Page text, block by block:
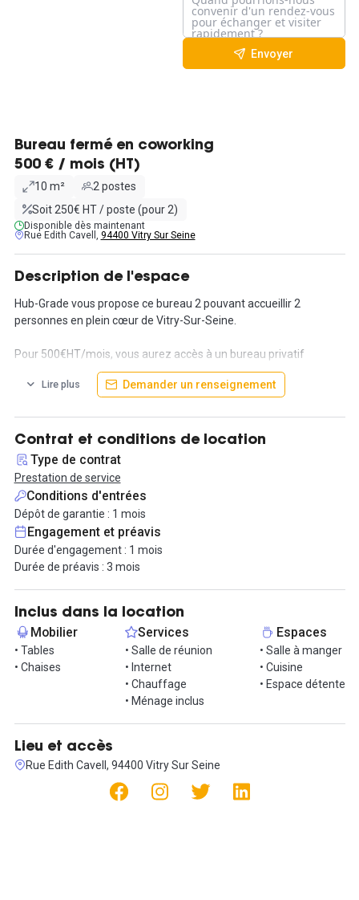
Envoyer
Bureau fermé en coworking
500 € / mois (HT)
10 m²
2 postes
Soit 250€ HT / poste (pour 2)
Disponible dès maintenant
Rue Edith Cavell,
94400 Vitry Sur Seine
Description de l'espace
Hub-Grade vous propose ce bureau 2 pouvant accueillir 2
personnes en plein cœur de Vitry-Sur-Seine.
Pour 500€HT/mois, vous aurez accès à un bureau privatif
moderne de 10m². L'espace dispose aussi de plusieurs espaces
communs comme un réfectoire, une cuisine, un salon et une salle
Un studio vidéo est aussi disponible, si vous avez un métier dans
l'audiovisuel cela est un vrai plus !
L'espace est un ancien site industriel réhabilité à neuf et donne
donc une atmosphère moderne et agréable pour venir travailler.
Vous serez idéalement situé dans ce quartier émergent : proche
du RER C ou D, et de plusieurs lignes de bus comme la ligne 217,
ou 25.
Cet espace situé dans un quartier dynamique est à proximité de
nombreux commerces et restaurants ( Le P'tit Bistrot, L'imprévu,
L'Avenir ...).
Vous souhaitez visiter ? Contactez-nous !
Lire plus Demander un renseignement
Contrat et conditions de location
Type de contrat
Prestation de service
Conditions d'entrées
Dépôt de garantie : 1 mois
Engagement et préavis
Durée d'engagement : 1 mois
Durée de préavis : 3 mois
Inclus dans la location
Mobilier
• Tables
• Chaises
Services
• Salle de réunion
• Internet
• Chauffage
• Ménage inclus
Espaces
• Salle à manger
• Cuisine
• Espace détente
Lieu et accès
Rue Edith Cavell, 94400 Vitry Sur Seine